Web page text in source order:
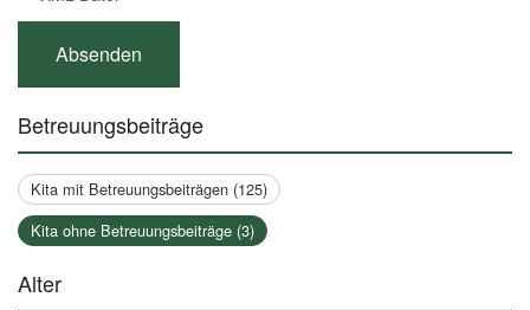
Betreuungsbeiträge
Kita mit Betreuungsbeiträgen (125)
Kita ohne Betreuungsbeiträge (3)
Alter